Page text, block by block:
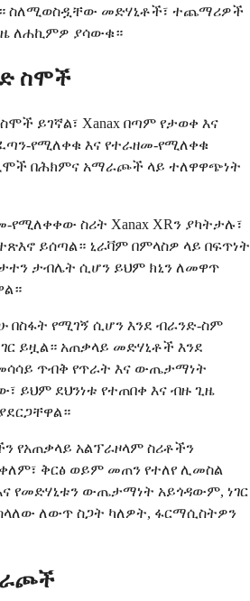
ስለሚወስዷቸው መድሃኒቶች፣ ተጨማሪዎች
ለሐኪምዎ ያሳውቁ።
ስሞች
ይገኛል፣ Xanax በጣም የታወቀ እና
ፈጣን-የሚለቀቁ እና የተራዘመ-የሚለቀቁ
በሕክምና አማራጮች ላይ ተለዋዋጭነት
ስሪት Xanax XRን ያካትታሉ፣
ይሰጣል። ኒራቫም በምላስዎ ላይ በፍጥነት
ታብሌት ሲሆን ይህም ክኒን ለመዋጥ
በስፋት የሚገኝ ሲሆን እንደ ብራንድ-ስም
ይዟል። አጠቃላይ መድሃኒቶች እንደ
ጥብቅ የጥራት እና ውጤታማነት
ይህም ደህንነቱ የተጠበቀ እና ብዙ ጊዜ
የአጠቃላይ አልፕራዞላም ስሪቶችን
ቅርፅ ወይም መጠን የተለየ ሊመስል
የመድሃኒቱን ውጤታማነት አይጎዳውም, ነገር
ለውጥ ስጋት ካለዎት, ፋርማሲስትዎን